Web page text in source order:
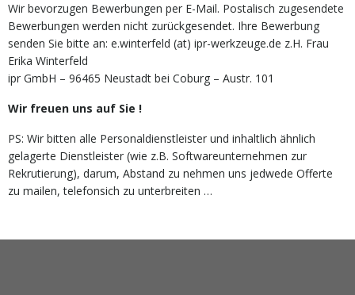
Wir bevorzugen Bewerbungen per E-Mail. Postalisch zugesendete
Bewerbungen werden nicht zurückgesendet. Ihre Bewerbung
senden Sie bitte an: e.winterfeld (at) ipr-werkzeuge.de z.H. Frau
Erika Winterfeld
ipr GmbH – 96465 Neustadt bei Coburg – Austr. 101
Wir freuen uns auf Sie !
PS: Wir bitten alle Personaldienstleister und inhaltlich ähnlich
gelagerte Dienstleister (wie z.B. Softwareunternehmen zur
Rekrutierung), darum, Abstand zu nehmen uns jedwede Offerte
zu mailen, telefonsich zu unterbreiten …